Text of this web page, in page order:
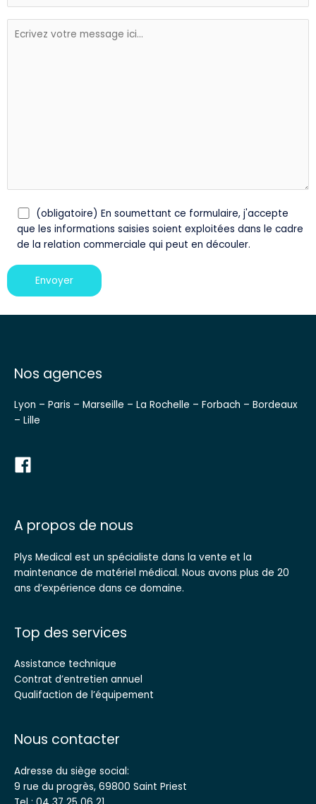
(obligatoire) En soumettant ce formulaire, j'accepte
que les informations saisies soient exploitées dans le cadre
de la relation commerciale qui peut en découler.
Nos agences
Lyon – Paris – Marseille – La Rochelle – Forbach – Bordeaux
– Lille
A propos de nous
Plys Medical est un spécialiste dans la vente et la
maintenance de matériel médical. Nous avons plus de 20
ans d’expérience dans ce domaine.
Top des services
Assistance technique
Contrat d’entretien annuel
Qualifaction de l’équipement
Nous contacter
Adresse du siège social:
9 rue du progrès, 69800 Saint Priest